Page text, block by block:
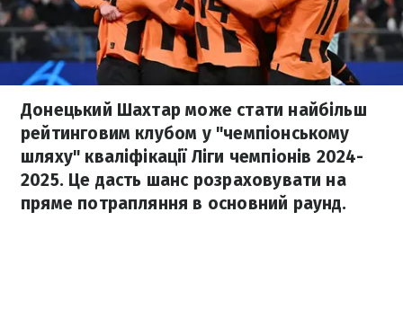
Донецький Шахтар може стати найбільш
рейтинговим клубом у "чемпіонському
шляху" кваліфікації Ліги чемпіонів 2024-
2025. Це дасть шанс розраховувати на
пряме потрапляння в основний раунд.